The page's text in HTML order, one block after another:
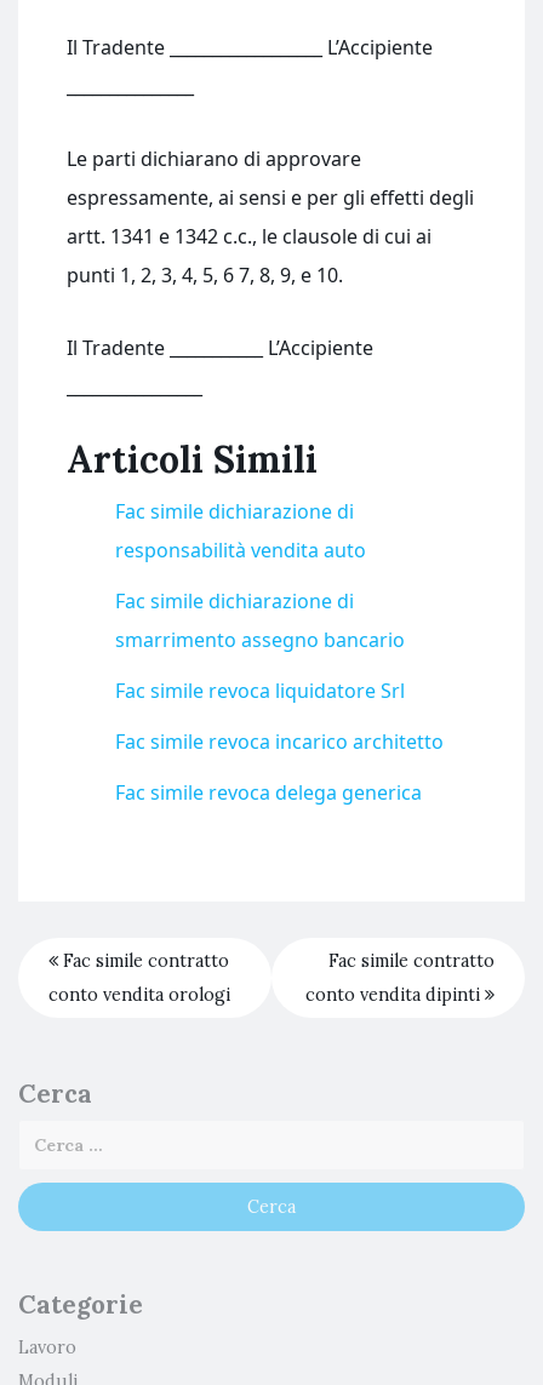
Il Tradente __________________ L’Accipiente
Le parti dichiarano di approvare
espressamente, ai sensi e per gli effetti degli
artt. 1341 e 1342 c.c., le clausole di cui ai
punti 1, 2, 3, 4, 5, 6 7, 8, 9, e 10.
Il Tradente ___________ L’Accipiente
Articoli Simili
Fac simile dichiarazione di
responsabilità vendita auto
Fac simile dichiarazione di
smarrimento assegno bancario
Fac simile revoca liquidatore Srl
Fac simile revoca incarico architetto​
Fac simile revoca delega generica​
Fac simile contratto
conto vendita orologi
Fac simile contratto
conto vendita dipinti
Cerca
Categorie
Lavoro